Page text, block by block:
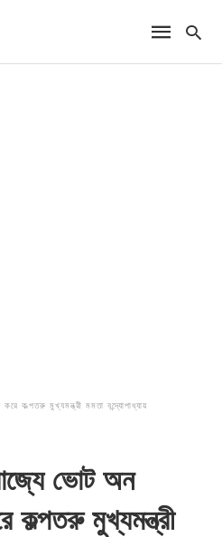
কল্পতরু মুখ্যমন্ত্রী মমতা বন্দ্যোপাধ্যায়
ভোট অন
কল্পতরু মুখ্যমন্ত্রী